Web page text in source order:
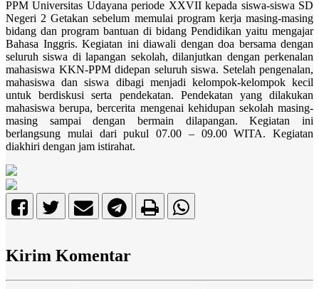
PPM Universitas Udayana periode XXVII kepada siswa-siswa SD
Negeri 2 Getakan sebelum memulai program kerja masing-masing
bidang dan program bantuan di bidang Pendidikan yaitu mengajar
Bahasa Inggris. Kegiatan ini diawali dengan doa bersama dengan
seluruh siswa di lapangan sekolah, dilanjutkan dengan perkenalan
mahasiswa KKN-PPM didepan seluruh siswa. Setelah pengenalan,
mahasiswa dan siswa dibagi menjadi kelompok-kelompok kecil
untuk berdiskusi serta pendekatan. Pendekatan yang dilakukan
mahasiswa berupa, bercerita mengenai kehidupan sekolah masing-
masing sampai dengan bermain dilapangan. Kegiatan ini
berlangsung mulai dari pukul 07.00 – 09.00 WITA. Kegiatan
diakhiri dengan jam istirahat.
Kirim Komentar